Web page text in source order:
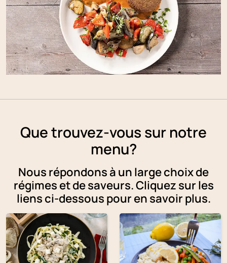
Que trouvez-vous sur notre
menu?
Nous répondons à un large choix de
régimes et de saveurs. Cliquez sur les
liens ci-dessous pour en savoir plus.